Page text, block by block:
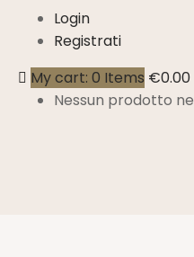
Login
Registrati
My cart: 0 Items €0.00
Nessun prodotto